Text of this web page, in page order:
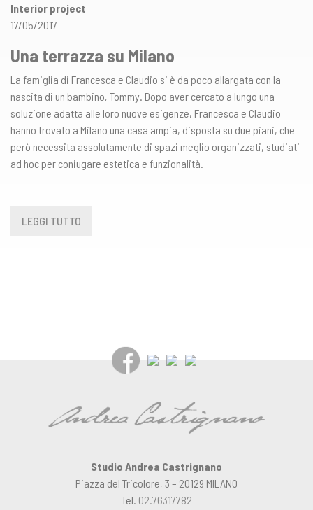
Interior project
17/05/2017
Una terrazza su Milano
La famiglia di Francesca e Claudio si è da poco allargata con la
nascita di un bambino, Tommy. Dopo aver cercato a lungo una
soluzione adatta alle loro nuove esigenze, Francesca e Claudio
hanno trovato a Milano una casa ampia, disposta su due piani, che
però necessita assolutamente di spazi meglio organizzati, studiati
ad hoc per coniugare estetica e funzionalità.
LEGGI TUTTO
Studio Andrea Castrignano
Piazza del Tricolore, 3 – 20129 MILANO
Tel. 02.76317782